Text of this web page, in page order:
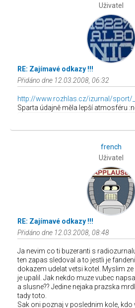
Uživatel
RE: Zajímavé odkazy !!!
Přidáno dne 12.03.2008, 06:32
http://www.rozhlas.cz/izurnal/sport/
Sparta údajně měla lepší atmosféru
french
Uživatel
RE: Zajímavé odkazy !!!
Přidáno dne 12.03.2008, 08:48
Ja nevim co ti buzeranti s
ten zapas sledoval a to jestli je
dokazem udelat vetsi kotel. Myslim
je upalil. Jak nekdo muze vubec
a slusne?? Jedine nejaka prazska
tady toto.
Sak oni poznaj v poslednim kole, kdo